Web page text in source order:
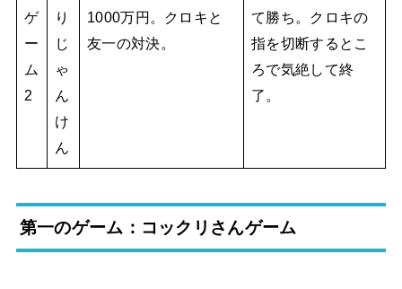
ゲ
ー
ム
2
り
じ
ゃ
ん
け
ん
1000万円。クロキと
友一の対決。
て勝ち。クロキの
指を切断するとこ
ろで気絶して終
了。
第一のゲーム：コックリさんゲーム